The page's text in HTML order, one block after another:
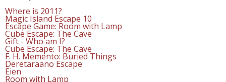
Where is 2011?
Magic Island Escape 10
Escape Game: Room with Lamp
Cube Escape: The Cave
Gift - Who am I?
Cube Escape: The Cave
F. H. Memento: Buried Things
Deretaraano Escape
Eien
Room with Lamp